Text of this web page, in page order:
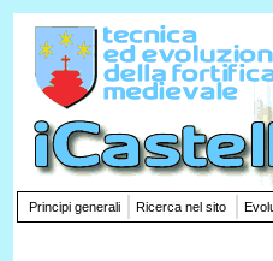
Principi generali Ricerca nel sito